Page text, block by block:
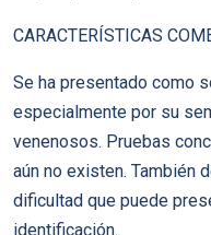
CARACTERÍSTICAS
Se ha presentado como
especialmente por su
venenosos. Pruebas
aún no existen. También
dificultad que puede
identificación.